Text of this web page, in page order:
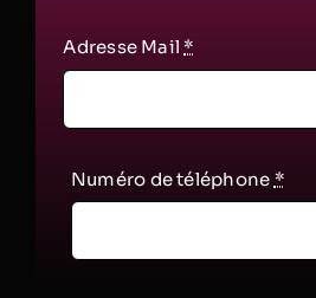
Adresse Mail *
Numéro de téléphone *